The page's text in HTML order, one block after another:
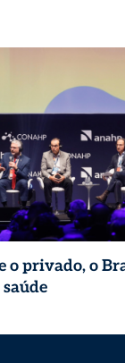
o privado, o